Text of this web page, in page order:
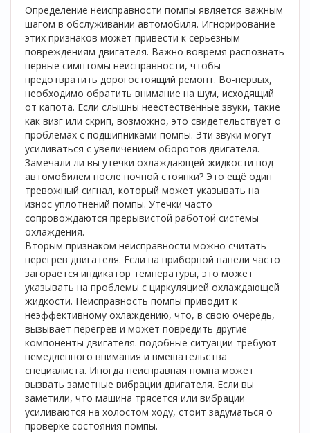
Определение неисправности помпы является важным
шагом в обслуживании автомобиля. Игнорирование
этих признаков может привести к серьезным
повреждениям двигателя. Важно вовремя распознать
первые симптомы неисправности, чтобы
предотвратить дорогостоящий ремонт. Во-первых,
необходимо обратить внимание на шум, исходящий
от капота. Если слышны неестественные звуки, такие
как визг или скрип, возможно, это свидетельствует о
проблемах с подшипниками помпы. Эти звуки могут
усиливаться с увеличением оборотов двигателя.
Замечали ли вы утечки охлаждающей жидкости под
автомобилем после ночной стоянки? Это ещё один
тревожный сигнал, который может указывать на
износ уплотнений помпы. Утечки часто
сопровождаются прерывистой работой системы
охлаждения.
Вторым признаком неисправности можно считать
перегрев двигателя. Если на приборной панели часто
загорается индикатор температуры, это может
указывать на проблемы с циркуляцией охлаждающей
жидкости. Неисправность помпы приводит к
неэффективному охлаждению, что, в свою очередь,
вызывает перегрев и может повредить другие
компоненты двигателя. подобные ситуации требуют
немедленного внимания и вмешательства
специалиста. Иногда неисправная помпа может
вызвать заметные вибрации двигателя. Если вы
заметили, что машина трясется или вибрации
усиливаются на холостом ходу, стоит задуматься о
проверке состояния помпы.